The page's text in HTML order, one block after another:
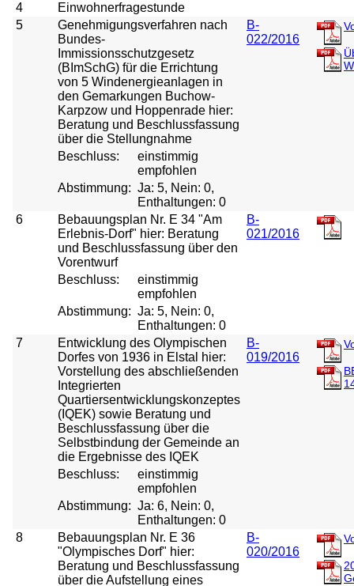
4
Einwohnerfragestunde
5
Genehmigungsverfahren nach
Bundes-
Immissionsschutzgesetz
(BImSchG) für die Errichtung
von 5 Windenergieanlagen in
den Gemarkungen Buchow-
Karpzow und Hoppenrade hier:
Beratung und Beschlussfassung
über die Stellungnahme
B-
022/2016
Beschluss:
einstimmig
empfohlen
Abstimmung: Ja: 5, Nein: 0,
Enthaltungen: 0
6
Bebauungsplan Nr. E 34 "Am
Erlebnis-Dorf" hier: Beratung
und Beschlussfassung über den
Vorentwurf
B-
021/2016
Beschluss:
einstimmig
empfohlen
Abstimmung: Ja: 5, Nein: 0,
Enthaltungen: 0
7
Entwicklung des Olympischen
Dorfes von 1936 in Elstal hier:
Vorstellung des abschließenden
Integrierten
Quartiersentwicklungskonzeptes
(IQEK) sowie Beratung und
Beschlussfassung über die
Selbstbindung der Gemeinde an
die Ergebnisse des IQEK
B-
019/2016
Beschluss:
einstimmig
empfohlen
Abstimmung: Ja: 6, Nein: 0,
Enthaltungen: 0
8
Bebauungsplan Nr. E 36
"Olympisches Dorf" hier:
Beratung und Beschlussfassung
über die Aufstellung eines
B-
020/2016